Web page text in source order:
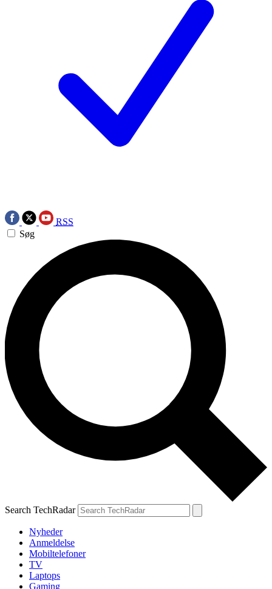
RSS
Søg
Search TechRadar
Nyheder
Anmeldelse
Mobiltelefoner
TV
Laptops
Gaming